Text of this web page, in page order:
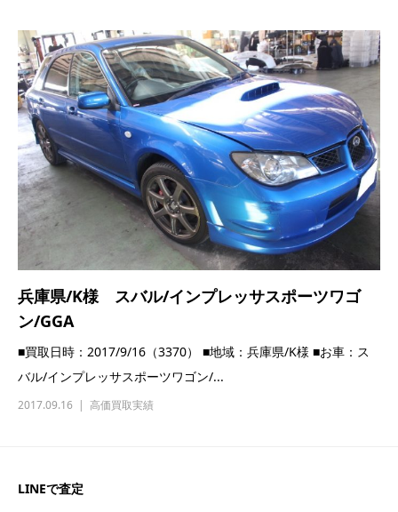
兵庫県/K様 スバル/インプレッサスポーツワゴ
ン/GGA
■買取日時：2017/9/16（3370） ■地域：兵庫県/K様 ■お車：ス
バル/インプレッサスポーツワゴン/...
2017.09.16 高価買取実績
LINEで査定